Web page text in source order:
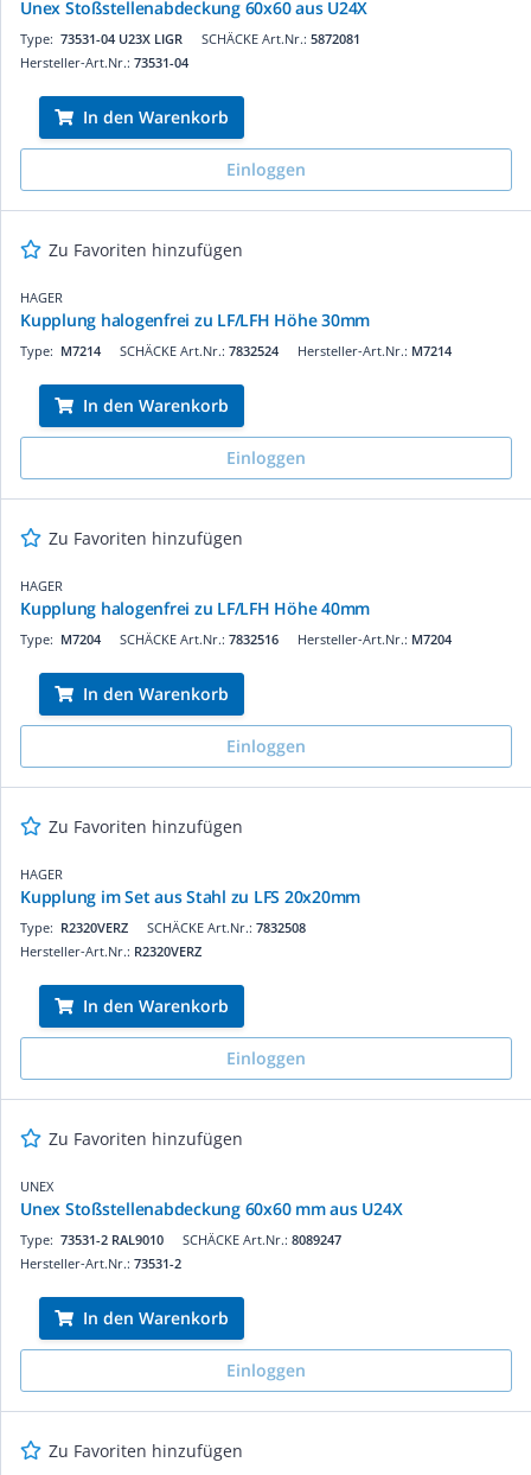
Unex Stoßstellenabdeckung 60x60 aus U24X
SCHÄCKE Art.Nr.: 5872081
Type: 73531-04 U23X LIGR
Hersteller-Art.Nr.: 73531-04
In den Warenkorb
Einloggen
Zu Favoriten hinzufügen
HAGER
Kupplung halogenfrei zu LF/LFH Höhe 30mm
SCHÄCKE Art.Nr.: 7832524
Type: M7214 Hersteller-Art.Nr.: M7214
In den Warenkorb
Einloggen
Zu Favoriten hinzufügen
HAGER
Kupplung halogenfrei zu LF/LFH Höhe 40mm
SCHÄCKE Art.Nr.: 7832516
Type: M7204 Hersteller-Art.Nr.: M7204
In den Warenkorb
Einloggen
Zu Favoriten hinzufügen
HAGER
Kupplung im Set aus Stahl zu LFS 20x20mm
SCHÄCKE Art.Nr.: 7832508
Type: R2320VERZ
Hersteller-Art.Nr.: R2320VERZ
In den Warenkorb
Einloggen
Zu Favoriten hinzufügen
UNEX
Unex Stoßstellenabdeckung 60x60 mm aus U24X
SCHÄCKE Art.Nr.: 8089247
Type: 73531-2 RAL9010
Hersteller-Art.Nr.: 73531-2
In den Warenkorb
Einloggen
Zu Favoriten hinzufügen